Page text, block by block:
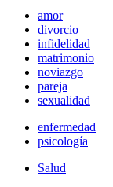
amor
divorcio
infidelidad
matrimonio
noviazgo
pareja
sexualidad
enfermedad
psicología
Salud